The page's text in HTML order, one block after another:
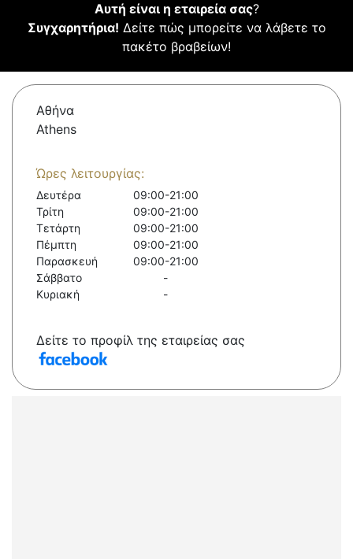
Αυτή είναι η εταιρεία σας?
Συγχαρητήρια! Δείτε πώς μπορείτε να λάβετε το
πακέτο βραβείων!
Αθήνα
Athens
Ώρες λειτουργίας:
Δευτέρα
09:00-21:00
Τρίτη
09:00-21:00
Τετάρτη
09:00-21:00
Πέμπτη
09:00-21:00
Παρασκευή
09:00-21:00
Σάββατο
-
Κυριακή
-
Δείτε το προφίλ της εταιρείας σας